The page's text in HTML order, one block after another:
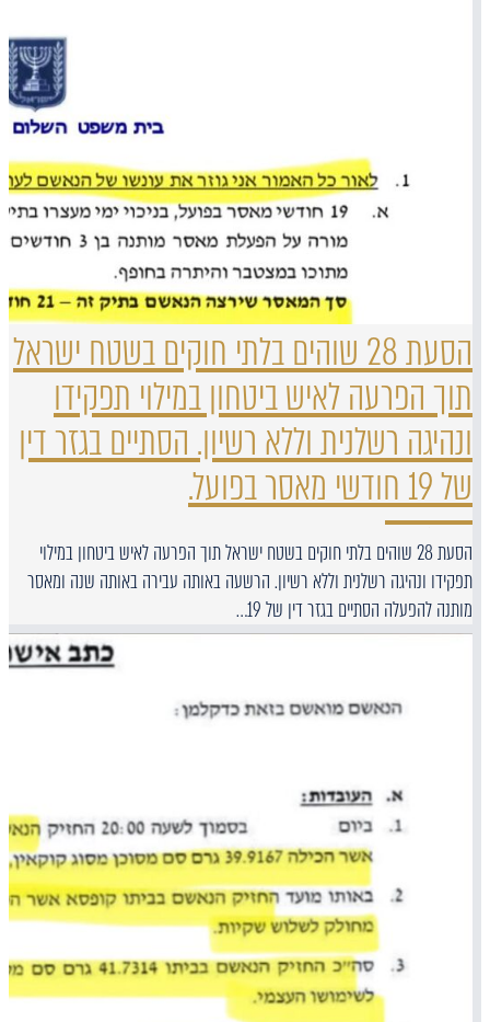
הסעת 28 שוהים בלתי חוקים בשטח ישראל
תוך הפרעה לאיש ביטחון במילוי תפקידו
ונהיגה רשלנית וללא רשיון. הסתיים בגזר דין
של 19 חודשי מאסר בפועל.
הסעת 28 שוהים בלתי חוקים בשטח ישראל תוך הפרעה לאיש ביטחון במילוי
תפקידו ונהיגה רשלנית וללא רשיון. הרשעה באותה עבירה באותה שנה ומאסר
מותנה להפעלה הסתיים בגזר דין של 19…